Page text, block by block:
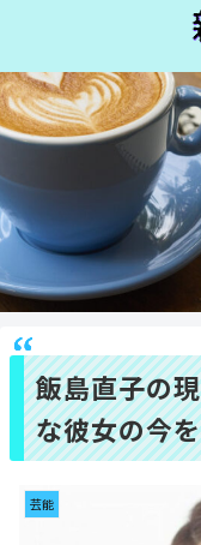
飯島直子の
な彼女の今
芸能